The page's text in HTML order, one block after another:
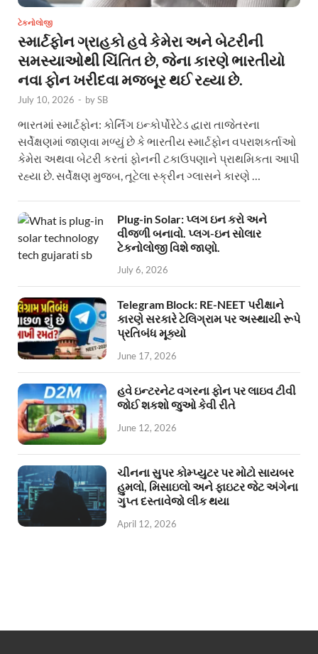
ટેકનોલોજી
સ્માર્ટફોન ગ્રાહકો હવે કેમેરા અને બેટરીની
સમસ્યાઓથી ચિંતિત છે, જેના કારણે ભારતીયો
નવા ફોન ખરીદવા મજબૂર થઈ રહ્યા છે.
July 10, 2026 - bySB
ભારતમાં સ્માર્ટફોન: કોર્નિંગ ઇન્કોર્પોરેટેડ દ્વારા તાજેતરના
સર્વેક્ષણમાં જાણવા મળ્યું છે કે ભારતીય સ્માર્ટફોન વપરાશકર્તાઓ
કેમેરા અથવા બેટરી કરતાં ફોનની ટકાઉપણાને પ્રાથમિકતા આપી
રહ્યા છે. સર્વેક્ષણ મુજબ, તૂટેલા સ્ક્રીન ગ્લાસને કારણે …
Plug-in Solar: પ્લગ ઇન કરો અને
વીજળી બનાવો. પ્લગ-ઇન સોલાર
ટેકનોલોજી વિશે જાણો.
July 6, 2026
Telegram Block: RE-NEET પરીક્ષાને
કારણે સરકારે ટેલિગ્રામ પર અસ્થાયી રૂપે
પ્રતિબંધ મૂક્યો
June 17, 2026
હવે ઇન્ટરનેટ વગરના ફોન પર લાઇવ ટીવી
જોઈ શકશો જુઓ કેવી રીતે
June 12, 2026
ચીનના સુપર કોમ્પ્યુટર પર મોટો સાયબર
હુમલો, મિસાઇલો અને ફાઇટર જેટ અંગેના
ગુપ્ત દસ્તાવેજો લીક થયા
April 12, 2026